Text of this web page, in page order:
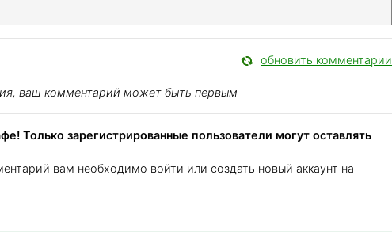
обновить комментарии
ваш комментарий может быть первым
Только зарегистрированные пользователи могут оставлять
вам необходимо войти или создать новый аккаунт на